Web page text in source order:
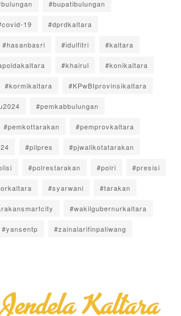
#bupatibulungan
19 #dprdkaltara
#hasanbasri #idulfitri #kaltara
#khairul #konikaltara
#kormikaltara #KPwBIprovinsikaltara
#pemkabbulungan
#pemkottarakan #pemprovkaltara
#pilpres #pjwalikotatarakan
#polrestarakan #polri #presisi
#syarwani #tarakan
#wakilgubernurkaltara
#yansentp #zainalarifinpaliwang